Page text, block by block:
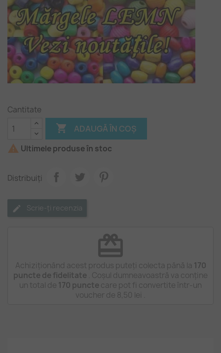
Cantitate
 ADAUGĂ ÎN COȘ
 Ultimele produse în stoc
Distribuiți
Scrie-ți recenzia
redeem
Achiziționând acest produs puteți colecta până la 170
puncte de fidelitate . Coșul dumneavoastră va conține
un total de 170 puncte care pot fi convertite într-un
voucher de 8,50 lei